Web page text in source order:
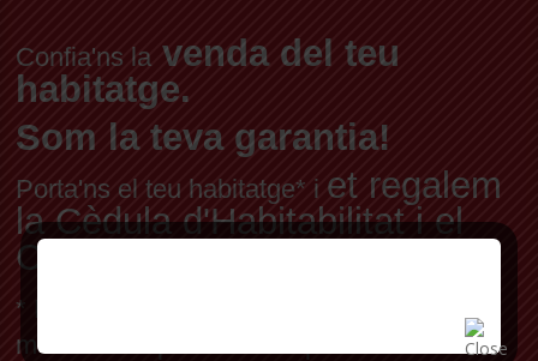
Confia'ns la venda del teu
habitatge.
Som la teva garantia!
Porta'ns el teu habitatge* i et regalem
la Cèdula d'Habitabilitat i el
Certificat Energètic
* Per habitatge en exclusiva, a preu de
mercat fixat pels nostres professionals